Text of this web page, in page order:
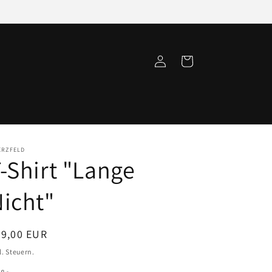
EinloggenWarenkorb
Shirt "Lange
EUR
Steuern.